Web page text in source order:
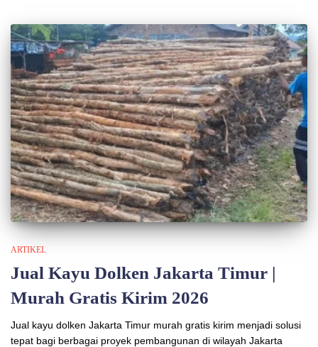
ARTIKEL
Jual Kayu Dolken Jakarta Timur |
Murah Gratis Kirim 2026
Jual kayu dolken Jakarta Timur murah gratis kirim menjadi solusi
tepat bagi berbagai proyek pembangunan di wilayah Jakarta